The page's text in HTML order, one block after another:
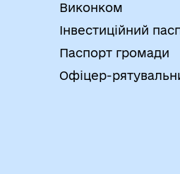
Виконком
Інвестиційний
Паспорт громади
Офіцер-